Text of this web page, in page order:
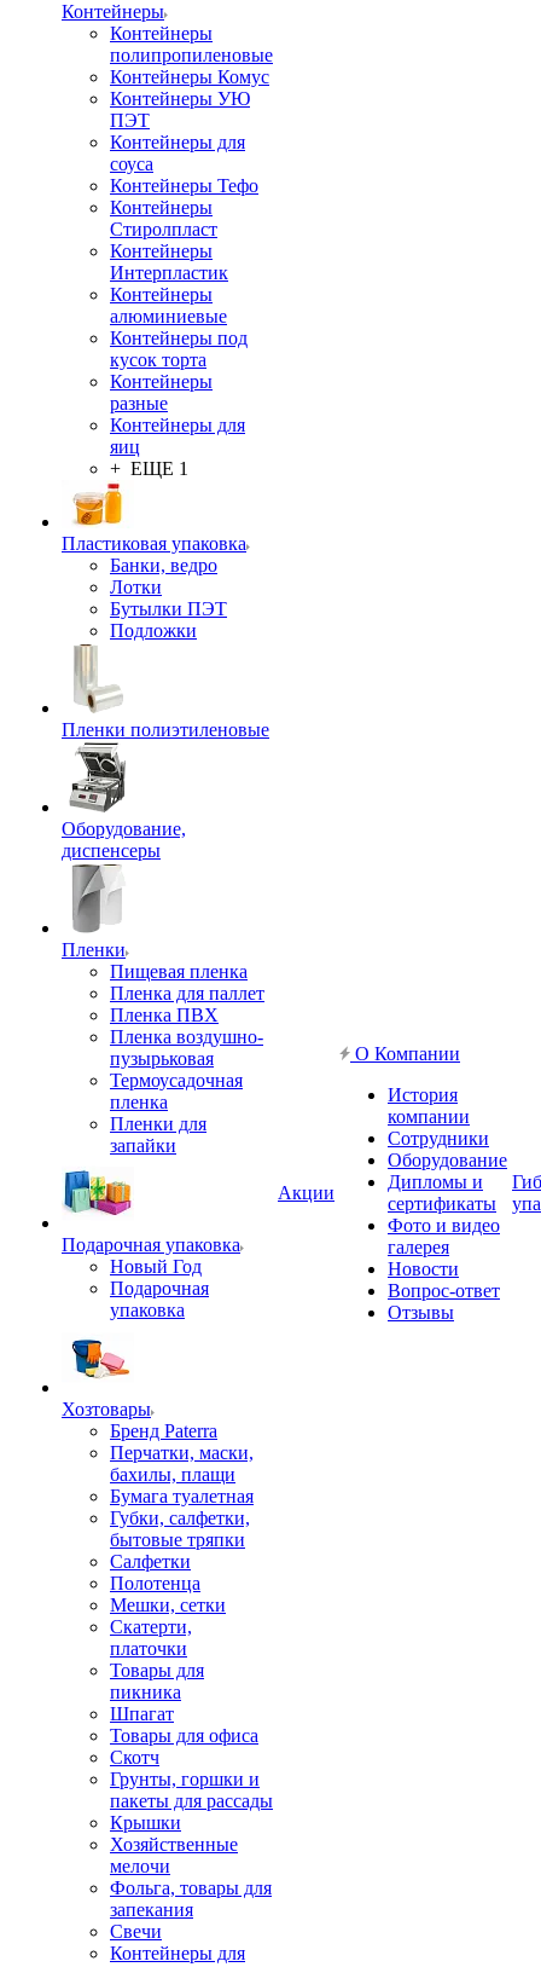
Контейнеры
Контейнеры
полипропиленовые
Контейнеры Комус
Контейнеры УЮ
ПЭТ
Контейнеры для
соуса
Контейнеры Тефо
Контейнеры
Стиролпласт
Контейнеры
Интерпластик
Контейнеры
алюминиевые
Контейнеры под
кусок торта
Контейнеры
разные
Контейнеры для
яиц
+ ЕЩЕ 1
Пластиковая упаковка
Банки, ведро
Лотки
Бутылки ПЭТ
Подложки
Пленки полиэтиленовые
Оборудование,
диспенсеры
Пленки
Пищевая пленка
Пленка для паллет
Пленка ПВХ
Пленка воздушно-
пузырьковая
Термоусадочная
пленка
Пленки для
запайки
Подарочная упаковка
Новый Год
Подарочная
упаковка
Хозтовары
Бренд Paterra
Перчатки, маски,
бахилы, плащи
Бумага туалетная
Губки, салфетки,
бытовые тряпки
Салфетки
Полотенца
Мешки, сетки
Скатерти,
платочки
Товары для
пикника
Шпагат
Товары для офиса
Скотч
Грунты, горшки и
пакеты для рассады
Крышки
Хозяйственные
мелочи
Фольга, товары для
запекания
Свечи
Контейнеры для
Акции
О Компании
История
компании
Сотрудники
Оборудование
Дипломы и
сертификаты
Фото и видео
галерея
Новости
Вопрос-ответ
Отзывы